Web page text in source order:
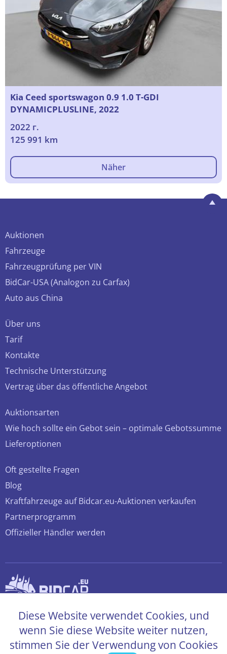
Kia Ceed sportswagon 0.9 1.0 T-GDI
DYNAMICPLUSLINE, 2022
2022 г.
125 991 km
Näher
Auktionen
Fahrzeuge
Fahrzeugprüfung per VIN
BidCar-USA (Analogon zu Carfax)
Auto aus China
Über uns
Tarif
Kontakte
Technische Unterstützung
Vertrag über das öffentliche Angebot
Auktionsarten
Wie hoch sollte ein Gebot sein – optimale Gebotssumme
Lieferoptionen
Oft gestellte Fragen
Blog
Kraftfahrzeuge auf Bidcar.eu-Auktionen verkaufen
Partnerprogramm
Offizieller Händler werden
© 2026 bidcar.eu
Alle Rechte sind vorbehalten
Diese Website verwendet Cookies, und
wenn Sie diese Website weiter nutzen,
stimmen Sie der Verwendung von Cookies